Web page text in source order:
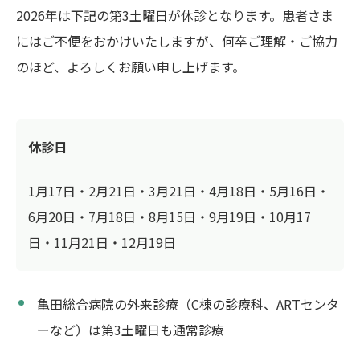
2026年は下記の第3土曜日が休診となります。患者さま
にはご不便をおかけいたしますが、何卒ご理解・ご協力
のほど、よろしくお願い申し上げます。
休診日
1月17日・2月21日・3月21日・4月18日・5月16日・
6月20日・7月18日・8月15日・9月19日・10月17
日・11月21日・12月19日
亀田総合病院の外来診療（C棟の診療科、ARTセンタ
ーなど）は第3土曜日も通常診療